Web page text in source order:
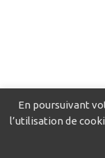
Catalogue pour
En poursuivant
l’utilisation de